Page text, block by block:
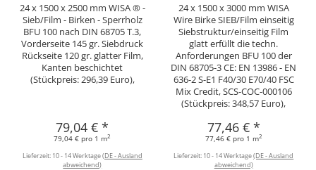
24 x 1500 x 2500 mm WISA ® -
Sieb/Film - Birken - Sperrholz
BFU 100 nach DIN 68705 T.3,
Vorderseite 145 gr. Siebdruck
Rückseite 120 gr. glatter Film,
Kanten beschichtet
(Stückpreis: 296,39 Euro),
79,04 €*
79,04 € pro 1 m2
Lieferzeit: 10 - 14 Werktage(DE - Ausland
abweichend)
24 x 1500 x 3000 mm WISA
Wire Birke SIEB/Film einseitig
Siebstruktur/einseitig Film
glatt erfüllt die techn.
Anforderungen BFU 100 der
DIN 68705-3 CE: EN 13986 - EN
636-2 S-E1 F40/30 E70/40 FSC
Mix Credit, SCS-COC-000106
(Stückpreis: 348,57 Euro),
77,46 € *
77,46 € pro 1 m2
Lieferzeit: 10 - 14 Werktage(DE - Ausland
abweichend)